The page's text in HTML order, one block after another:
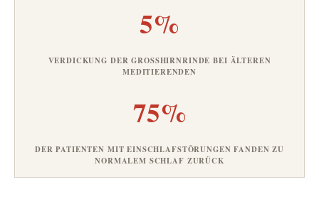
5%
VERDICKUNG DER GROSSHIRNRINDE BEI ÄLTEREN M
EDITIERENDEN
75%
DER PATIENTEN MIT EINSCHLAFSTÖRUNGEN FANDEN ZU
NORMALEM SCHLAF ZURÜCK